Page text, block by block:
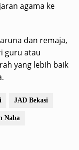
agama ke
dan remaja,
guru atau
yang lebih baik
JAD Bekasi
Naba